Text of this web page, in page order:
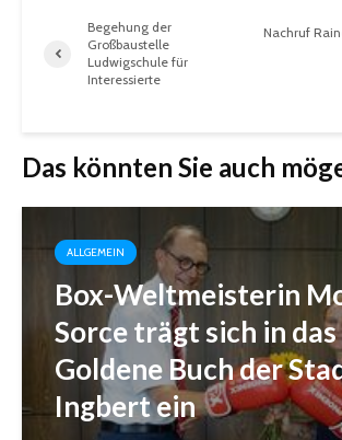
Begehung der
Großbaustelle
Ludwigschule für
Interessierte
Nachruf
Das könnten Sie auch
ALLGEMEIN
Box-Weltmeisterin
Sorce trägt sich in das
Goldene Buch der
Ingbert ein